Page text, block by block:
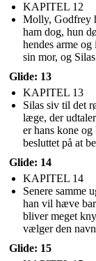
KAPITEL 12
Molly, Godfrey
ham dog, hun
hendes arme
sin mor, og
Glide: 13
KAPITEL 13
Silas siv til det
læge, der
er hans kone
besluttet på at
Glide: 14
KAPITEL 14
Senere samme
han vil hæve
bliver meget
vælger den
Glide: 15